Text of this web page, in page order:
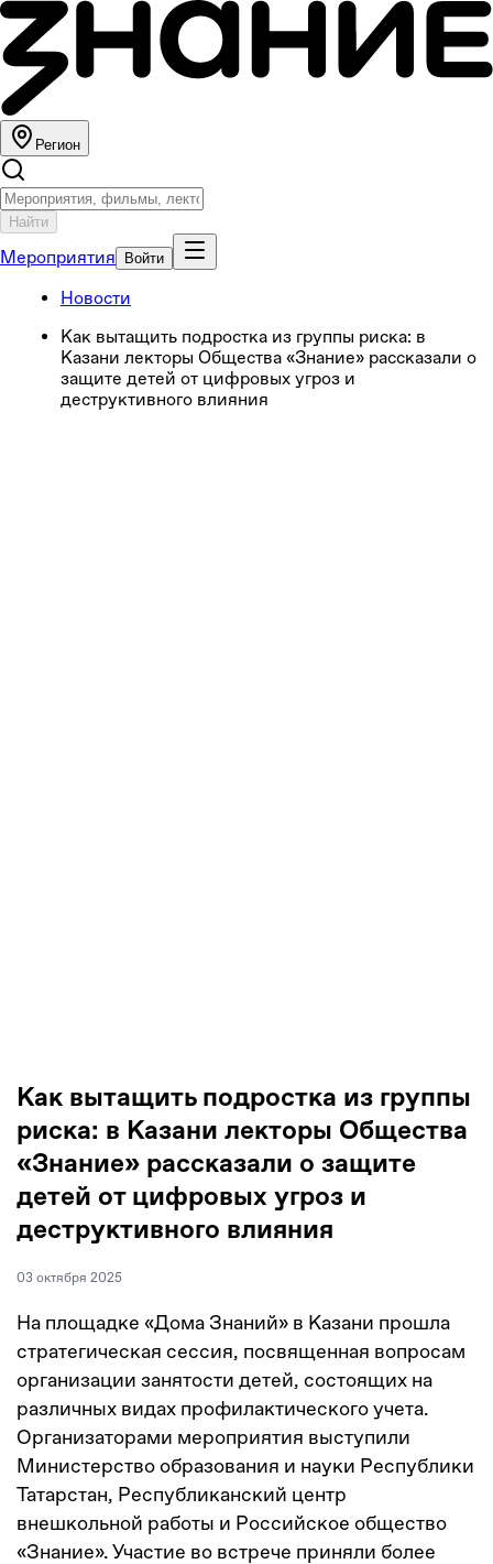
Регион
Найти
Мероприятия Войти
Новости
Как вытащить подростка из группы риска: в
Казани лекторы Общества «Знание» рассказали о
защите детей от цифровых угроз и
деструктивного влияния
Как вытащить подростка из группы
риска: в Казани лекторы Общества
«Знание» рассказали о защите
детей от цифровых угроз и
деструктивного влияния
03 октября 2025
На площадке «Дома Знаний» в Казани прошла
стратегическая сессия, посвященная вопросам
организации занятости детей, состоящих на
различных видах профилактического учета.
Организаторами мероприятия выступили
Министерство образования и науки Республики
Татарстан, Республиканский центр
внешкольной работы и Российское общество
«Знание». Участие во встрече приняли более